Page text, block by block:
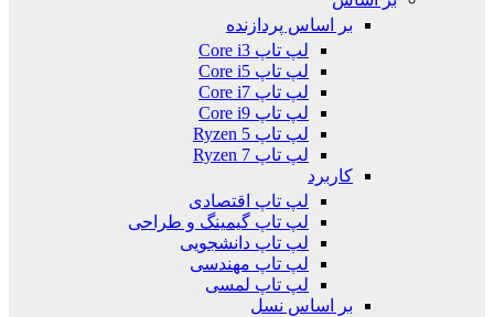
بر اساس پردازنده
لپ تاپ Core i3
لپ تاپ Core i5
لپ تاپ Core i7
لپ تاپ Core i9
لپ تاپ Ryzen 5
لپ تاپ Ryzen 7
کاربرد
لپ تاپ اقتصادی
لپ تاپ گیمینگ و طراحی
لپ تاپ دانشجویی
لپ تاپ مهندسی
لپ تاپ لمسی
بر اساس نسل